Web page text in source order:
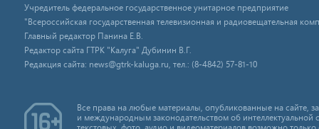
Учредитель федеральное государственное унитарное предприятие
"Всероссийская государственная телевизионная и радиовещательная
Главный редактор Панина Е.В.
Редактор сайта ГТРК "Калуга" Дубинин В.Г.
Редакция сайта: news@gtrk-kaluga.ru, тел.: (8-4842) 57-81-10
Все права на любые материалы, опубликованные на сайте,
и международным законодательством об интеллектуальной